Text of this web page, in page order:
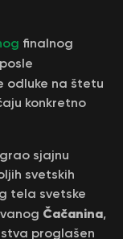
finalnog
posle
odluke na štetu
konkretno
sjajnu
svetskih
tela svetske
Čačanina,
proglašen